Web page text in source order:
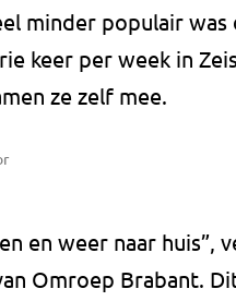
minder populair was
keer per week in
ze zelf mee.
en weer naar huis”,
Omroep Brabant.